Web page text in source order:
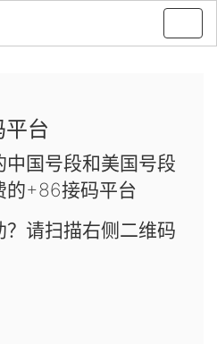
平台
国号段和美国号段
的+86接码平台
请扫描右侧二维码